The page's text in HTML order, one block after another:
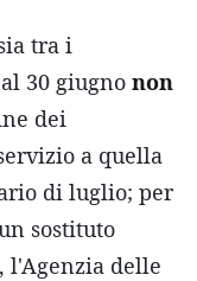
tra i
30 giugno non
dei
a quella
di luglio; per
sostituto
l'Agenzia delle